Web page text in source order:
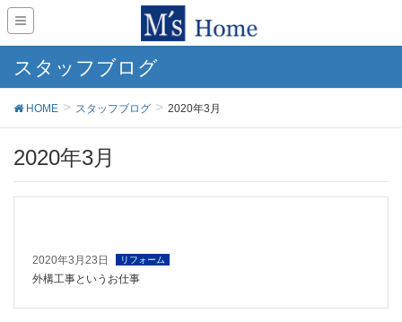
スタッフブログ
HOME スタッフブログ 2020年3月
2020年3月
2020年3月23日 リフォーム
外構工事というお仕事